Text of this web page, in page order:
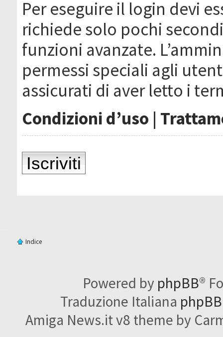
Per eseguire il login devi
richiede solo pochi
funzioni avanzate.
permessi speciali agli
assicurati di aver letto i
Condizioni d’uso |
Iscriviti
Indice
Powered by phpBB®
Traduzione Italiana
Amiga News.it v8 theme by